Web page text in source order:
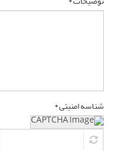
شناسه امنیتی *